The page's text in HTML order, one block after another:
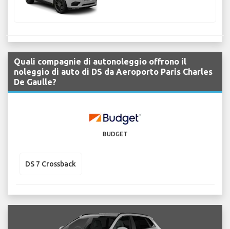
Quali compagnie di autonoleggio offrono il
noleggio di auto di DS da Aeroporto Paris Charles
De Gaulle?
BUDGET
DS 7 Crossback